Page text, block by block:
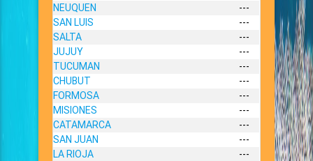
NEUQUEN
---
SAN LUIS
---
SALTA
---
JUJUY
---
TUCUMAN
---
CHUBUT
---
FORMOSA
---
MISIONES
---
CATAMARCA
---
SAN JUAN
---
LA RIOJA
---